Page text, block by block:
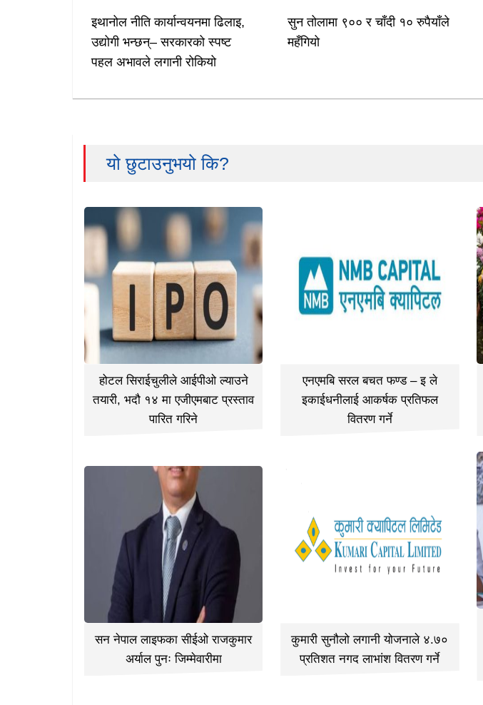
इथानोल नीति कार्यान्वयनमा ढिलाइ,
उद्योगी भन्छन्– सरकारको स्पष्ट
पहल अभावले लगानी रोकियो
सुन तोलामा ९०० र चाँदी १० रुपैयाँले
महँगियो
यो छुटाउनुभयो कि?
होटल सिराईचुलीले आईपीओ ल्याउने
तयारी, भदौ १४ मा एजीएमबाट प्रस्ताव
पारित गरिने
एनएमबि सरल बचत फण्ड – इ ले
इकाईधनीलाई आकर्षक प्रतिफल
वितरण गर्ने
सन नेपाल लाइफका सीईओ राजकुमार
अर्याल पुनः जिम्मेवारीमा
कुमारी सुनौलो लगानी योजनाले ४.७०
प्रतिशत नगद लाभांश वितरण गर्ने